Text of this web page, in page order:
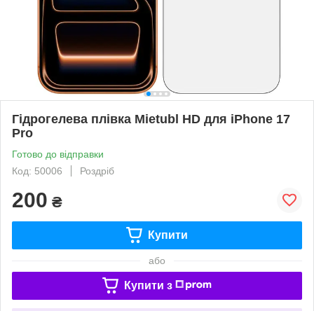
Гідрогелева плівка Mietubl HD для iPhone 17
Pro
Готово до відправки
Код: 50006
Роздріб
200 ₴
Купити
або
Купити з